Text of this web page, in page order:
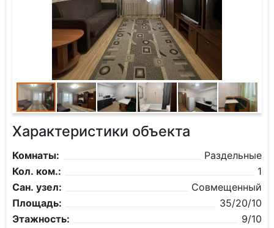
Характеристики объекта
Комнаты:
Раздельные
Кол. ком.:
1
Сан. узел:
Совмещенный
Площадь:
35/20/10
Этажность:
9/10